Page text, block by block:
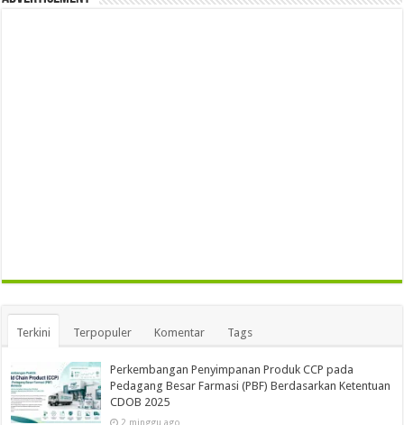
Terkini Terpopuler Komentar Tags
Perkembangan Penyimpanan Produk CCP pada
Pedagang Besar Farmasi (PBF) Berdasarkan Ketentuan
CDOB 2025
2 minggu ago